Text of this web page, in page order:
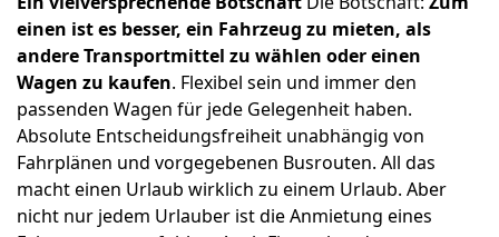
einen ist es besser, ein Fahrzeug zu mieten, als
andere Transportmittel zu wählen oder einen
Wagen zu kaufen. Flexibel sein und immer den
passenden Wagen für jede Gelegenheit haben.
Absolute Entscheidungsfreiheit unabhängig von
Fahrplänen und vorgegebenen Busrouten. All das
macht einen Urlaub wirklich zu einem Urlaub. Aber
nicht nur jedem Urlauber ist die Anmietung eines